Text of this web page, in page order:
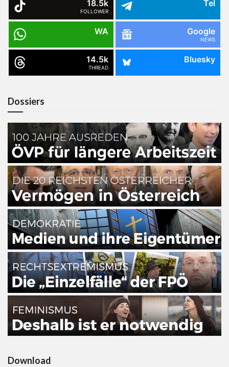
18.5k
FOLLOWER
Tel
WA Google
NEWS
14.5k
THREAD
Bluesky
Dossiers
Download